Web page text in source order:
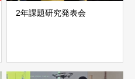
2年課題研究発表会